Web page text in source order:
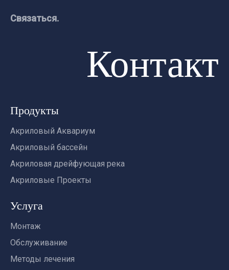
Связаться.
Контакт
Продукты
Акриловый Аквариум
Акриловый бассейн
Акриловая дрейфующая река
Акриловые Проекты
Услуга
Монтаж
Обслуживание
Методы лечения